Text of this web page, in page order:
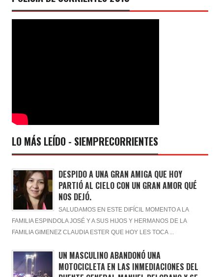
LO MÁS LEÍDO - SIEMPRECORRIENTES
DESPIDO A UNA GRAN AMIGA QUE HOY
PARTIÓ AL CIELO CON UN GRAN AMOR QUÉ
NOS DEJÓ.
SALUDAMOS EN ESTE DIFÍCIL MOMENTO A LA
FAMILIA ESPINDOLA JOSÉ Y A SUS HIJOS Y HERMANOS DE LA
FAMILIA GIMENEZ CLAUDIA ESTER QUE HOY LES TOCA ...
UN MASCULINO ABANDONÓ UNA
MOTOCICLETA EN LAS INMEDIACIONES DEL